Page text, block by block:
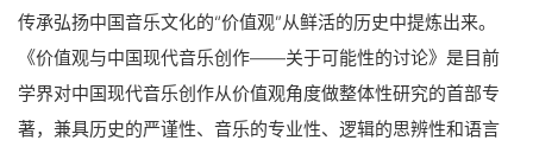
传承弘扬中国音乐文化的“价值观”从鲜活的历史中提炼出来。
《价值观与中国现代音乐创作——关于可能性的讨论》是目前
学界对中国现代音乐创作从价值观角度做整体性研究的首部专
著，兼具历史的严谨性、音乐的专业性、逻辑的思辨性和语言